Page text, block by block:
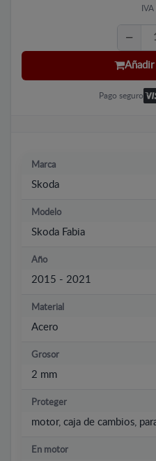
IVA
Añadir
Pago seguro
Marca
Skoda
Modelo
Skoda Fabia
Año
2015 - 2021
Material
Acero
Grosor
2 mm
Proteger
motor, caja de cambios,
En motor